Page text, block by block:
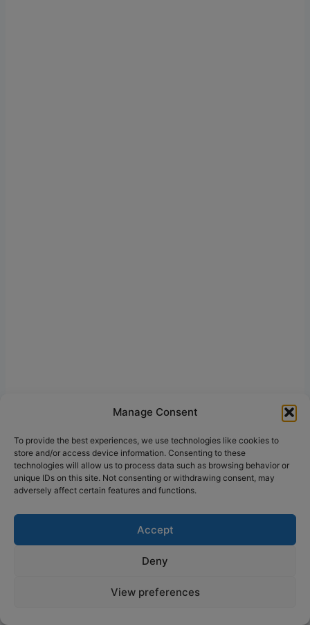
Manage Consent
To provide the best experiences, we use technologies like cookies to
store and/or access device information. Consenting to these
technologies will allow us to process data such as browsing behavior or
unique IDs on this site. Not consenting or withdrawing consent, may
adversely affect certain features and functions.
Accept
Deny
View preferences
Asma d’Aide test anglais,
Je vous aide à optimiser votre score TOEIC en
travaillant intelligemment et non durement